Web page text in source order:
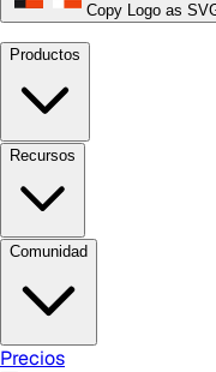
Copy Logo as
Productos
Recursos
Comunidad
Precios